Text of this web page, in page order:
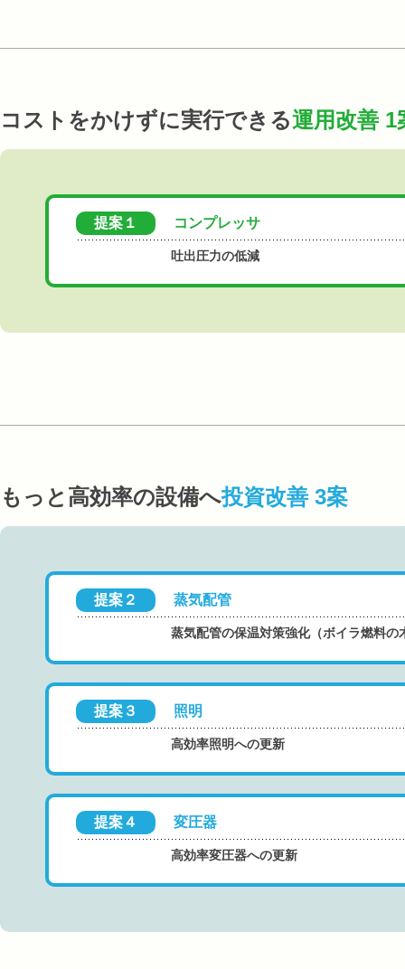
コストをかけずに実行できる運用改善 1
提案１ コンプレッサ
吐出圧力の低減
もっと高効率の設備へ投資改善 3案
提案２ 蒸気配管
蒸気配管の保温対策強化（ボイラ燃料の
提案３ 照明
高効率照明への更新
提案４ 変圧器
高効率変圧器への更新